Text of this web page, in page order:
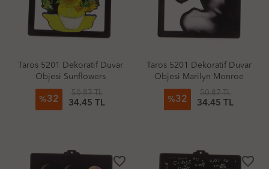
Taros 5201 Dekoratif Duvar
Objesi Sunflowers
%32
50.87 TL
34.45 TL
Taros 5201 Dekoratif Duvar
Objesi Marilyn Monroe
%32
50.87 TL
34.45 TL
favorite_border favorite_border